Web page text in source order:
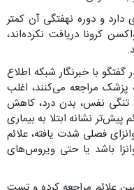
دارد و دوره نهفتگی آن کمتر
که واکسن کرونا دریافت نکرده‌اند،
با خبرنگار شبکه اطلاع
پزشک مراجعه می‌کنند، اغلب
تنگی نفس، بدن درد، کاهش
نشانه ابتلا به بیماری
فصلی شدت یافته، علائم
باشد یا حتی ویروس‌های